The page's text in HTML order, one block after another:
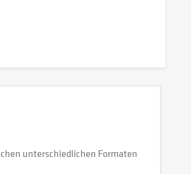
unterschiedlichen Formaten